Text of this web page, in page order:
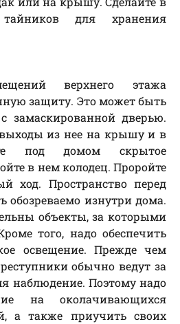
для хранения
верхнего этажа
защиту. Это может быть
замаскированной дверью.
из нее на крышу и в
под домом скрытое
в нем колодец. Проройте
ход. Пространство перед
обозреваемо изнутри дома.
объекты, за которыми
того, надо обеспечить
освещение. Прежде чем
обычно ведут за
наблюдение. Поэтому надо
на околачивающихся
а также приучить своих